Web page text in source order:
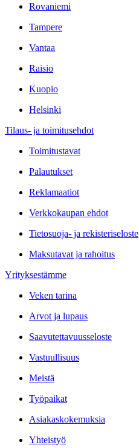
Rovaniemi
Tampere
Vantaa
Raisio
Kuopio
Helsinki
Tilaus- ja toimitusehdot
Toimitustavat
Palautukset
Reklamaatiot
Verkkokaupan ehdot
Tietosuoja- ja rekisteriseloste
Maksutavat ja rahoitus
Yrityksestämme
Veken tarina
Arvot ja lupaus
Saavutettavuusseloste
Vastuullisuus
Meistä
Työpaikat
Asiakaskokemuksia
Yhteistyö